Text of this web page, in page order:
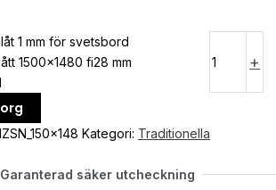
1 mm för svetsbord
1500x1480 fi28 mm
+
Kategori: Traditionella
Garanterad säker utcheckning